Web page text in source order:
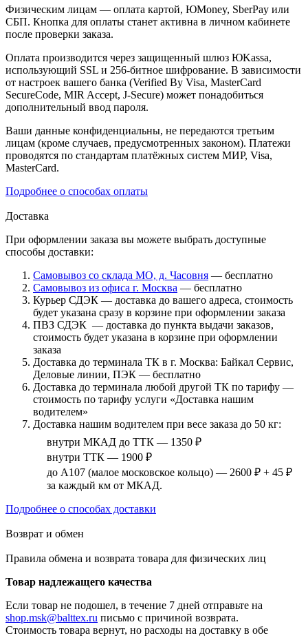
Физическим лицам — оплата картой, ЮMoney, SberPay или
СБП. Кнопка для оплаты станет активна в личном кабинете
после проверки заказа.
Оплата производится через защищенный шлюз ЮKassa,
использующий SSL и 256-битное шифрование. В зависимости
от настроек вашего банка (Verified By Visa, MasterCard
SecureCode, MIR Accept, J-Secure) может понадобиться
дополнительный ввод пароля.
Ваши данные конфиденциальны, не передаются третьим
лицам (кроме случаев, предусмотренных законом). Платежи
проводятся по стандартам платёжных систем МИР, Visa,
MasterCard.
Подробнее о способах оплаты
Доставка
При оформлении заказа вы можете выбрать доступные
способы доставки:
Самовывоз со склада МО, д. Часовня — бесплатно
Самовывоз из офиса г. Москва — бесплатно
Курьер СДЭК — доставка до вашего адреса, стоимость
будет указана сразу в корзине при оформлении заказа
ПВЗ СДЭК — доставка до пункта выдачи заказов,
стоимость будет указана в корзине при оформлении
заказа
Доставка до терминала ТК в г. Москва: Байкал Сервис,
Деловые линии, ПЭК — бесплатно
Доставка до терминала любой другой ТК по тарифу —
стоимость по тарифу услуги «Доставка нашим
водителем»
Доставка нашим водителем при весе заказа до 50 кг:
внутри МКАД до ТТК — 1350 ₽
внутри ТТК — 1900 ₽
до А107 (малое московское кольцо) — 2600 ₽ + 45 ₽
за каждый км от МКАД.
Подробнее о способах доставки
Возврат и обмен
Правила обмена и возврата товара для физических лиц
Товар надлежащего качества
Если товар не подошел, в течение 7 дней отправьте на
shop.msk@balttex.ru письмо с причиной возврата.
Стоимость товара вернут, но расходы на доставку в обе